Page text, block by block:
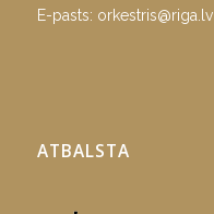
E-pasts: orkestris@riga.lv
ATBALSTA